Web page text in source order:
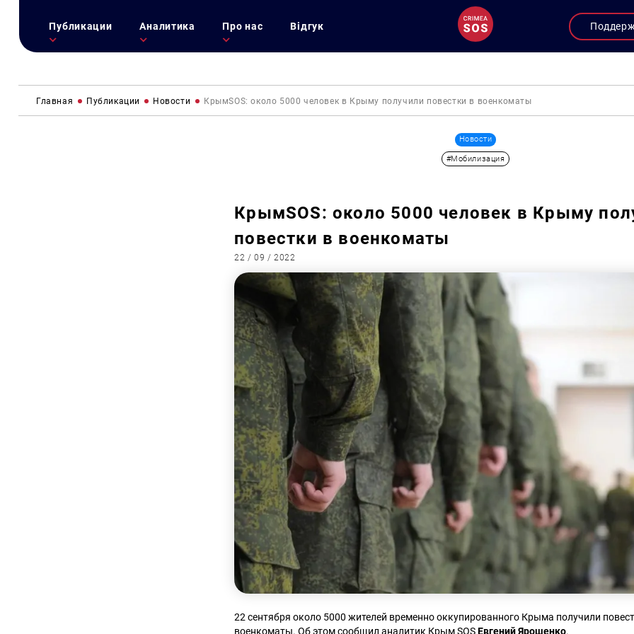
Публикации Аналитика Про нас Відгук
Главная Публикации Новости КрымSOS: около 5000 человек в Крыму получили повестки в военкоматы
Новости
#Мобилизация
КрымSOS: около 5000 человек в Крыму
повестки в военкоматы
22 / 09 / 2022
22 сентября около 5000 жителей временно оккупированного Крыма получили